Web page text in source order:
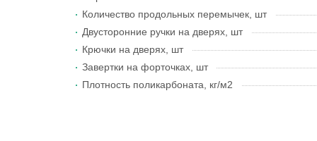
Количество продольных перемычек, шт
Двусторонние ручки на дверях, шт
Крючки на дверях, шт
Завертки на форточках, шт
Плотность поликарбоната, кг/м2